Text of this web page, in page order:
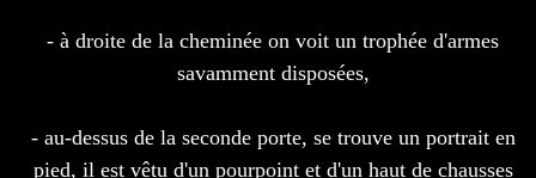
- à droite de la cheminée on voit un trophée d'armes
savamment disposées,
- au-dessus de la seconde porte, se trouve un portrait en
pied, il est vêtu d'un pourpoint et d'un haut de chausses